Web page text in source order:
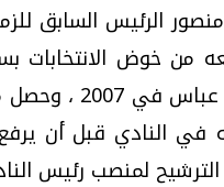
الرئيس السابق
من خوض الانتخابات
الحالي
في النادي قبل أن
لمنصب رئيس